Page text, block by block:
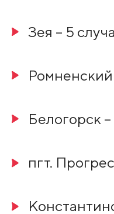
Зея – 5
Ромненский
Белогорск
пгт.